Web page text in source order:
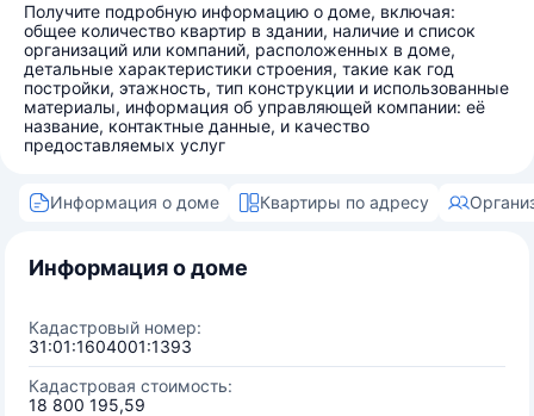
Получите подробную информацию о доме, включая:
общее количество квартир в здании, наличие и список
организаций или компаний, расположенных в доме,
детальные характеристики строения, такие как год
постройки, этажность, тип конструкции и использованные
материалы, информация об управляющей компании: её
название, контактные данные, и качество
предоставляемых услуг
Информация о доме Квартиры по адресу
Информация о доме
Кадастровый номер:
31:01:1604001:1393
Кадастровая стоимость:
18 800 195,59